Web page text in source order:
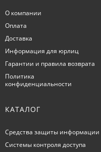
О компании
Оплата
Доставка
Информация для юрлиц
Гарантии и правила возврата
Политика
конфиденциальности
КАТАЛОГ
Средства защиты информации
Системы контроля доступа